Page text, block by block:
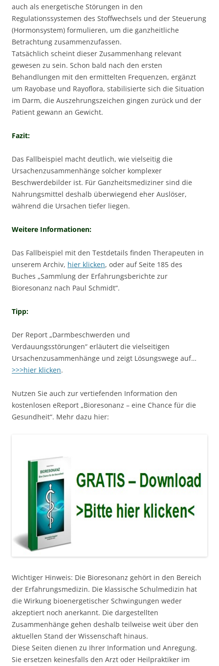
auch als energetische Störungen in den
Regulationssystemen des Stoffwechsels und der Steuerung
(Hormonsystem) formulieren, um die ganzheitliche
Betrachtung zusammenzufassen.
Tatsächlich scheint dieser Zusammenhang relevant
gewesen zu sein. Schon bald nach den ersten
Behandlungen mit den ermittelten Frequenzen, ergänzt
um Rayobase und Rayoflora, stabilisierte sich die Situation
im Darm, die Auszehrungszeichen gingen zurück und der
Patient gewann an Gewicht.
Fazit:
Das Fallbeispiel macht deutlich, wie vielseitig die
Ursachenzusammenhänge solcher komplexer
Beschwerdebilder ist. Für Ganzheitsmediziner sind die
Nahrungsmittel deshalb überwiegend eher Auslöser,
während die Ursachen tiefer liegen.
Weitere Informationen:
Das Fallbeispiel mit den Testdetails finden Therapeuten in
unserem Archiv, hier klicken, oder auf Seite 185 des
Buches „Sammlung der Erfahrungsberichte zur
Bioresonanz nach Paul Schmidt“.
Tipp:
Der Report „Darmbeschwerden und
Verdauungsstörungen“ erläutert die vielseitigen
Ursachenzusammenhänge und zeigt Lösungswege auf…
>>>hier klicken.
Nutzen Sie auch zur vertiefenden Information den
kostenlosen eReport „Bioresonanz – eine Chance für die
Gesundheit“. Mehr dazu hier:
Wichtiger Hinweis: Die Bioresonanz gehört in den Bereich
der Erfahrungsmedizin. Die klassische Schulmedizin hat
die Wirkung bioenergetischer Schwingungen weder
akzeptiert noch anerkannt. Die dargestellten
Zusammenhänge gehen deshalb teilweise weit über den
aktuellen Stand der Wissenschaft hinaus.
Diese Seiten dienen zu Ihrer Information und Anregung.
Sie ersetzen keinesfalls den Arzt oder Heilpraktiker im